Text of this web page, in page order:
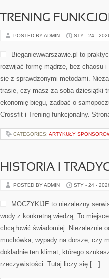
TRENING
POSTED BY ADMIN STY - 24 -
Bieganiewwarszawie.pl to
rozwijać formę mądrze, bez chaosu
się z sprawdzonymi metodami.
trasie, czy masz za sobą dziesiątki
ekonomię biegu, zadbać o
Crossfit i Trening funkcjonalny.
CATEGORIES: ARTYKUŁY
HISTORIA I
POSTED BY ADMIN STY - 24 -
MOCZYKIJE to niezależny
wody z konkretną wiedzą. To
chcą łowić świadomiej. Niezależnie
muchówka, wypady na dorsze, czy
dokładnie ten klimat, którego
rzeczywistości. Tutaj liczy się […]